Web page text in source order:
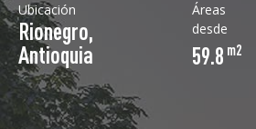
Ubicación
Rionegro,
Antioquia
Áreas
desde
59.8